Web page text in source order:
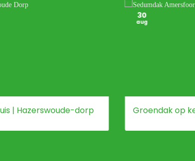
| Hazerswoude-dorp Groendak op
30
aug